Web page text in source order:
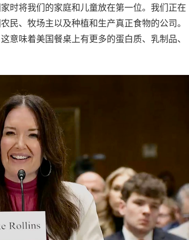
时将我们的家庭和儿童放在第一位。我们正在
民、牧场主以及种植和生产真正食物的公司。
意味着美国餐桌上有更多的蛋白质、乳制品、